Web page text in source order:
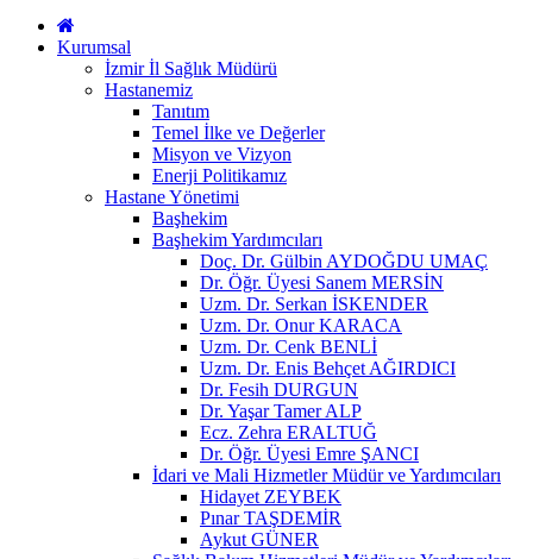
Kurumsal
İzmir İl Sağlık Müdürü
Hastanemiz
Tanıtım
Temel İlke ve Değerler
Misyon ve Vizyon
Enerji Politikamız
Hastane Yönetimi
Başhekim
Başhekim Yardımcıları
Doç. Dr. Gülbin AYDOĞDU UMAÇ
Dr. Öğr. Üyesi Sanem MERSİN
Uzm. Dr. Serkan İSKENDER
Uzm. Dr. Onur KARACA
Uzm. Dr. Cenk BENLİ
Uzm. Dr. Enis Behçet AĞIRDICI
Dr. Fesih DURGUN
Dr. Yaşar Tamer ALP
Ecz. Zehra ERALTUĞ
Dr. Öğr. Üyesi Emre ŞANCI
İdari ve Mali Hizmetler Müdür ve Yardımcıları
Hidayet ZEYBEK
Pınar TAŞDEMİR
Aykut GÜNER